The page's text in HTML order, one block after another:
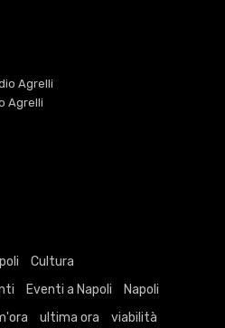
Agrelli
Agrelli
Cultura
Eventi a Napoli
Napoli
ultima ora viabilità